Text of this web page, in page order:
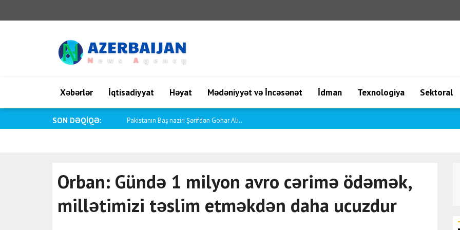
Xəbərlər İqtisadiyyat Həyat Mədəniyyət və İncəsənət İdman Texnologiya Sektoral
SON DƏQİQƏ: Qətər 15 məhbusun azad edilməsini alqışl..
Orban: Gündə 1 milyon avro cərimə ödəmək,
millətimizi təslim etməkdən daha ucuzdur